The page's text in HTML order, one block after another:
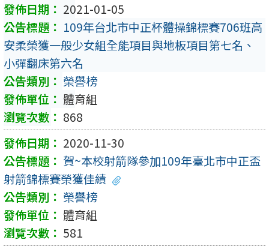
2021-01-05
109年台北市中正杯體操錦標賽706班高
安柔榮獲一般少女組全能項目與地板項目第七名、
小彈翻床第六名
榮譽榜
體育組
868
2020-11-30
賀~本校射箭隊參加109年臺北市中正盃
射箭錦標賽榮獲佳績
榮譽榜
體育組
581